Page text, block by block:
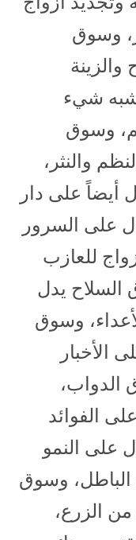
وسوق
شيء
وسوق
والنثر،
أيضاً على دار
على السرور
للعازب
السلاح يدل
وسوق
الأخبار
الدواب،
الفوائد
على النمو
الباطل، وسوق
من الزرع،